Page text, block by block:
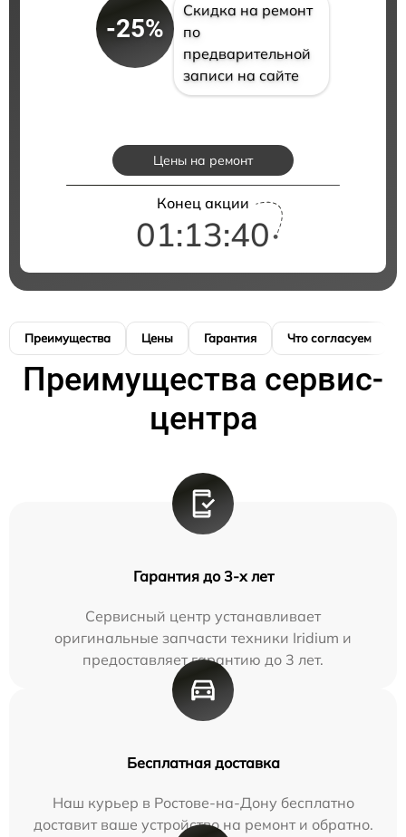
-25%
Скидка на ремонт
по
предварительной
записи на сайте
Цены на ремонт
Конец акции
01:13:39
Преимущества Цены Гарантия Что согласуем
Преимущества сервис-
центра
Гарантия до 3-х лет
Сервисный центр устанавливает
оригинальные запчасти техники Iridium и
предоставляет гарантию до 3 лет.
Бесплатная доставка
Наш курьер в Ростове-на-Дону бесплатно
доставит ваше устройство на ремонт и обратно.